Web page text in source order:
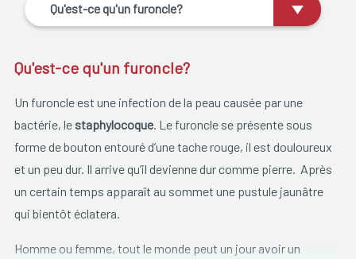
Qu'est-ce qu'un furoncle?
Qu'est-ce qu'un furoncle?
Un furoncle est une infection de la peau causée par une
bactérie, le staphylocoque. Le furoncle se présente sous
forme de bouton entouré d’une tache rouge, il est douloureux
et un peu dur. Il arrive qu’il devienne dur comme pierre. Après
un certain temps apparaît au sommet une pustule jaunâtre
qui bientôt éclatera.
Homme ou femme, tout le monde peut un jour avoir un